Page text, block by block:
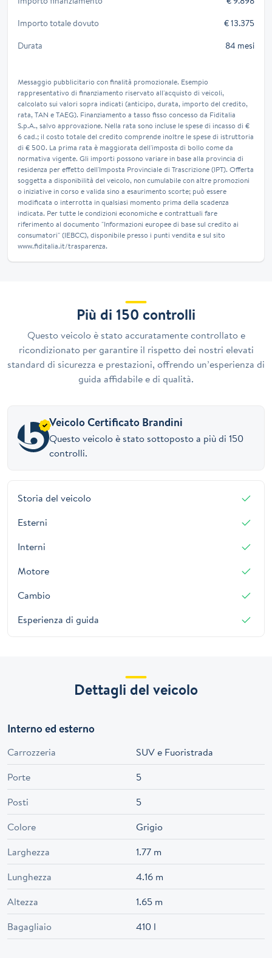
Importo totale dovuto
€ 13.375
Durata
84 mesi
Messaggio pubblicitario con finalità promozionale. Esempio
rappresentativo di finanziamento riservato all'acquisto di veicoli,
calcolato sui valori sopra indicati (anticipo, durata, importo del credito,
rata, TAN e TAEG). Finanziamento a tasso fisso concesso da Fiditalia
S.p.A., salvo approvazione. Nella rata sono incluse le spese di incasso di €
6 cad.; il costo totale del credito comprende inoltre le spese di istruttoria
di € 500. La prima rata è maggiorata dell'imposta di bollo come da
normativa vigente. Gli importi possono variare in base alla provincia di
residenza per effetto dell'Imposta Provinciale di Trascrizione (IPT). Offerta
soggetta a disponibilità del veicolo, non cumulabile con altre promozioni
o iniziative in corso e valida sino a esaurimento scorte; può essere
modificata o interrotta in qualsiasi momento prima della scadenza
indicata. Per tutte le condizioni economiche e contrattuali fare
riferimento al documento "Informazioni europee di base sul credito ai
consumatori" (IEBCC), disponibile presso i punti vendita e sul sito
www.fiditalia.it/trasparenza.
Più di 150 controlli
Questo veicolo è stato accuratamente controllato e
ricondizionato per garantire il rispetto dei nostri elevati
standard di sicurezza e prestazioni, offrendo un’esperienza di
guida affidabile e di qualità.
Veicolo Certificato Brandini
Questo veicolo è stato sottoposto a più di 150
controlli.
Storia del veicolo
Esterni
Interni
Motore
Cambio
Esperienza di guida
Dettagli del veicolo
Interno ed esterno
Carrozzeria
SUV e Fuoristrada
Porte
5
Posti
5
Colore
Grigio
Larghezza
1.77 m
Lunghezza
4.16 m
Altezza
1.65 m
Bagagliaio
410 l